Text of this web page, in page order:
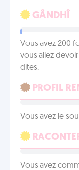
GÂNDHÎ
Vous avez 200
vous allez
dites.
PROFIL
Vous avez le
Vous avez